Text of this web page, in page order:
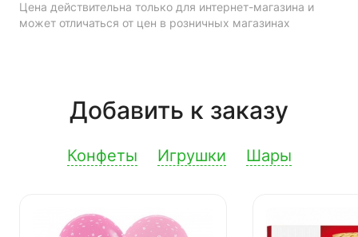
Цена действительна только для интернет-магазина и
может отличаться от цен в розничных магазинах
Добавить к заказу
Конфеты Игрушки Шары